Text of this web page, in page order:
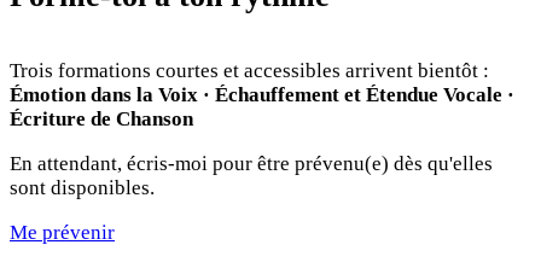
Trois formations courtes et accessibles arrivent bientôt :
Émotion dans la Voix · Échauffement et Étendue Vocale ·
Écriture de Chanson
En attendant, écris-moi pour être prévenu(e) dès qu'elles
sont disponibles.
Me prévenir